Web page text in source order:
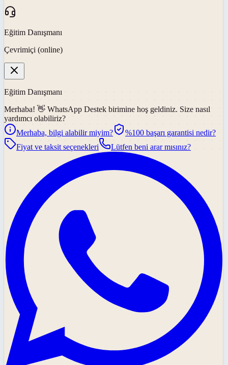
Eğitim Danışmanı
Çevrimiçi (online)
Eğitim Danışmanı
Merhaba! 👋 WhatsApp Destek birimine hoş geldiniz. Size nasıl
yardımcı olabiliriz?
Merhaba, bilgi alabilir miyim?
%100 başarı garantisi nedir?
Fiyat ve taksit seçenekleri
Lütfen beni arar mısınız?